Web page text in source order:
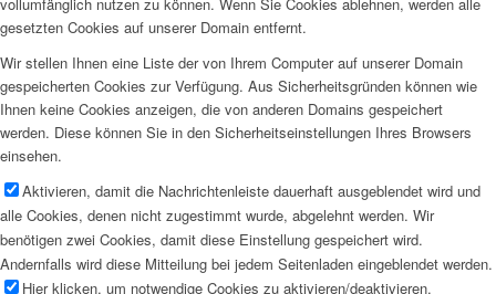
gesetzten Cookies auf unserer Domain entfernt.
Wir stellen Ihnen eine Liste der von Ihrem Computer auf unserer Domain
gespeicherten Cookies zur Verfügung. Aus Sicherheitsgründen können wie
Ihnen keine Cookies anzeigen, die von anderen Domains gespeichert
werden. Diese können Sie in den Sicherheitseinstellungen Ihres Browsers
einsehen.
Aktivieren, damit die Nachrichtenleiste dauerhaft ausgeblendet wird und
alle Cookies, denen nicht zugestimmt wurde, abgelehnt werden. Wir
benötigen zwei Cookies, damit diese Einstellung gespeichert wird.
Andernfalls wird diese Mitteilung bei jedem Seitenladen eingeblendet werden.
Hier klicken, um notwendige Cookies zu aktivieren/deaktivieren.